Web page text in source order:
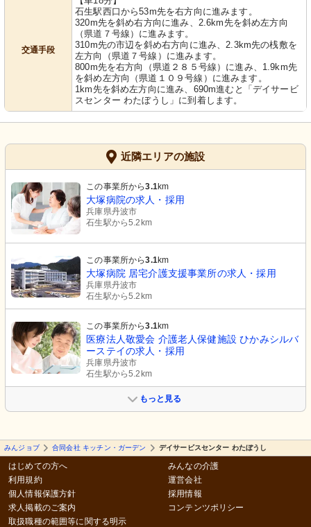
交通手段
石生駅西口から53m先を右方向に進みます。
320m先を斜め右方向に進み、2.6km先を斜め左方向
（県道７号線）に進みます。
310m先の市辺を斜め右方向に進み、2.3km先の桟敷を
左方向（県道７号線）に進みます。
800m先を右方向（県道２８５号線）に進み、1.9km先
を斜め左方向（県道１０９号線）に進みます。
1km先を斜め左方向に進み、690m進むと「デイサービ
スセンター わたぼうし」に到着します。
近隣エリアの施設
この事業所から3.1km
大塚病院の求人・採用
兵庫県丹波市
石生駅から5.2km
この事業所から3.1km
大塚病院 居宅介護支援事業所の求人・採用
兵庫県丹波市
石生駅から5.2km
この事業所から3.1km
医療法人敬愛会 介護老人保健施設 ひかみシルバ
ーステイの求人・採用
兵庫県丹波市
石生駅から5.2km
もっと見る
みんジョブ 合同会社 キッチン・ガーデン デイサービスセンター わたぼうし
はじめての方へ
利用規約
個人情報保護方針
求人掲載のご案内
取扱職種の範囲等に関する明示
みんなの介護
運営会社
採用情報
コンテンツポリシー